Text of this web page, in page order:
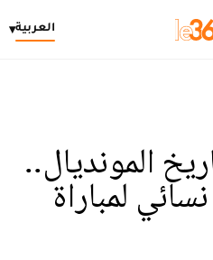
العربية▾
المونديال..
لمباراة